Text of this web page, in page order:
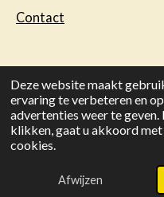
Deze website maakt
ervaring te verbeteren en
advertenties weer te geven.
klikken, gaat u akkoord
cookies.
Afwijzen
Contact
Copyright 2023 ©
recepten met honing